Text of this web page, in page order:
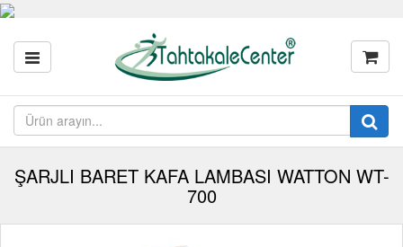
ŞARJLI BARET KAFA LAMBASI WATTON WT-
700